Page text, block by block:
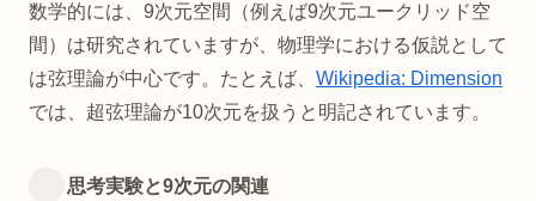
数学的には、9次元空間（例えば9次元ユークリッド空
間）は研究されていますが、物理学における仮説として
は弦理論が中心です。たとえば、 Wikipedia: Dimension
では、超弦理論が10次元を扱うと明記されています。
思考実験と9次元の関連